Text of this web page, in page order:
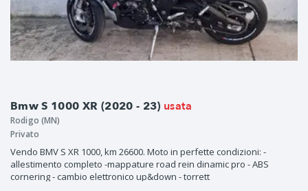
Bmw S 1000 XR (2020 - 23) usata
Rodigo (MN)
Privato
Vendo BMV S XR 1000, km 26600. Moto in perfette condizioni: -
allestimento completo -mappature road rein dinamic pro - ABS
cornering - cambio elettronico up&down - torrett